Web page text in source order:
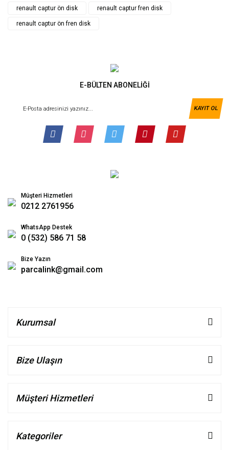
renault captur ön disk
renault captur fren disk
renault captur ön fren disk
E-BÜLTEN ABONELİĞİ
KAYIT OL
Müşteri Hizmetleri
0212 2761956
WhatsApp Destek
0 (532) 586 71 58
Bize Yazın
parcalink@gmail.com
Kurumsal
Bize Ulaşın
Müşteri Hizmetleri
Kategoriler